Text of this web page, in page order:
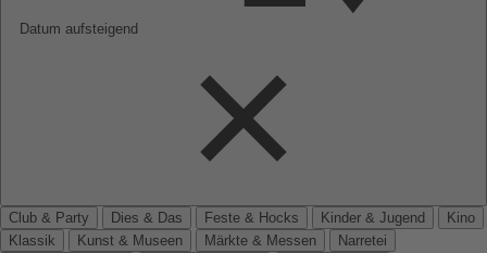
Datum aufsteigend
Club & Party Dies & Das Feste & Hocks Kinder & Jugend
Kino
Klassik
Kunst & Museen Märkte & Messen
Narretei